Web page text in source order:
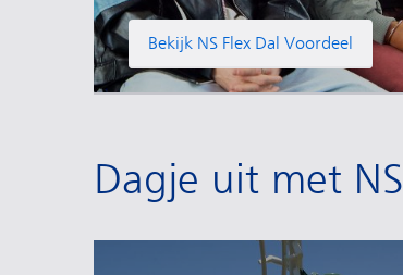
Bekijk NS Flex Dal Voordeel
Dagje uit met NS